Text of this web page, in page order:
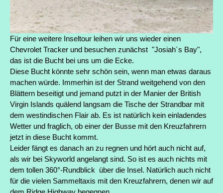
Für eine weitere Inseltour leihen wir uns wieder einen
Chevrolet Tracker und besuchen zunächst "Josiah´s Bay",
das ist die Bucht bei uns um die Ecke.
Diese Bucht könnte sehr schön sein, wenn man etwas daraus
machen würde. Immerhin ist der Strand weitgehend von den
Blättern beseitigt und jemand putzt in der Manier der British
Virgin Islands quälend langsam die Tische der Strandbar mit
dem westindischen Flair ab. Es ist natürlich kein einladendes
Wetter und fraglich, ob einer der Busse mit den Kreuzfahrern
jetzt in diese Bucht kommt.
Leider fängt es danach an zu regnen und hört auch nicht auf,
als wir bei Skyworld angelangt sind. So ist es auch nichts mit
dem tollen 360°-Rundblick über die Insel. Natürlich auch nicht
für die vielen Sammeltaxis mit den Kreuzfahrern, denen wir auf